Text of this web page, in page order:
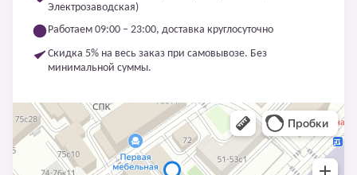
Электрозаводская)
Работаем 09:00 – 23:00, доставка круглосуточно
Скидка 5% на весь заказ при самовывозе. Без
минимальной суммы.